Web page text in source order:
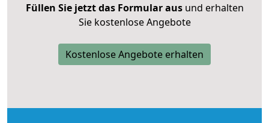
Füllen Sie jetzt das Formular ausund erhalten
Sie kostenlose Angebote
Kostenlose Angebote erhalten